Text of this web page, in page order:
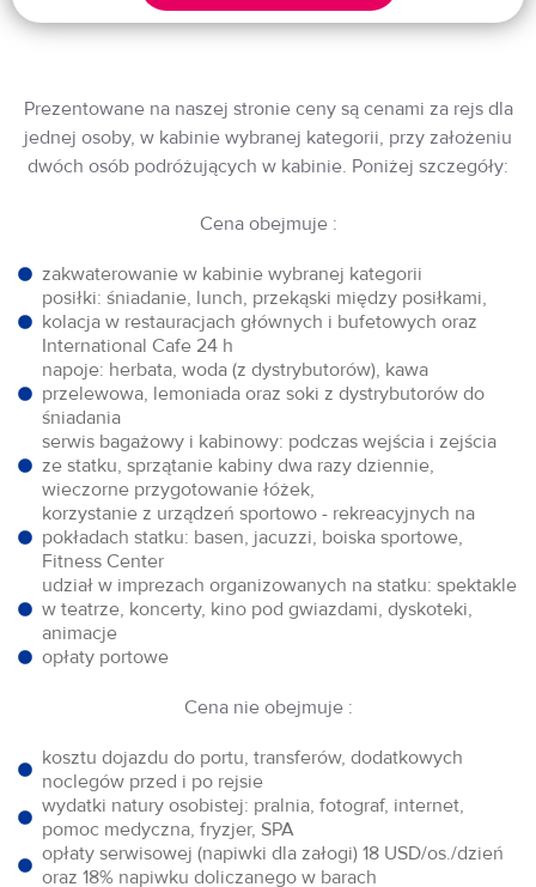
Prezentowane na naszej stronie ceny są cenami za rejs dla
jednej osoby, w kabinie wybranej kategorii, przy założeniu
dwóch osób podróżujących w kabinie. Poniżej szczegóły:
Cena obejmuje :
zakwaterowanie w kabinie wybranej kategorii
posiłki: śniadanie, lunch, przekąski między posiłkami,
kolacja w restauracjach głównych i bufetowych oraz
International Cafe 24 h
napoje: herbata, woda (z dystrybutorów), kawa
przelewowa, lemoniada oraz soki z dystrybutorów do
śniadania
serwis bagażowy i kabinowy: podczas wejścia i zejścia
ze statku, sprzątanie kabiny dwa razy dziennie,
wieczorne przygotowanie łóżek,
korzystanie z urządzeń sportowo - rekreacyjnych na
pokładach statku: basen, jacuzzi, boiska sportowe,
Fitness Center
udział w imprezach organizowanych na statku: spektakle
w teatrze, koncerty, kino pod gwiazdami, dyskoteki,
animacje
opłaty portowe
Cena nie obejmuje :
kosztu dojazdu do portu, transferów, dodatkowych
noclegów przed i po rejsie
wydatki natury osobistej: pralnia, fotograf, internet,
pomoc medyczna, fryzjer, SPA
opłaty serwisowej (napiwki dla załogi) 18 USD/os./dzień
oraz 18% napiwku doliczanego w barach